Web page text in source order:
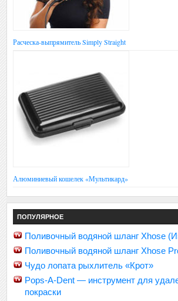
Расческа-выпрямитель Simply Straight
Алюминиевый кошелек «Мультикард»
ПОПУЛЯРНОЕ
Поливочный водяной шланг Xhose
Поливочный водяной шланг Xhose
Чудо лопата рыхлитель «Крот»
Pops-A-Dent — инструмент для
покраски